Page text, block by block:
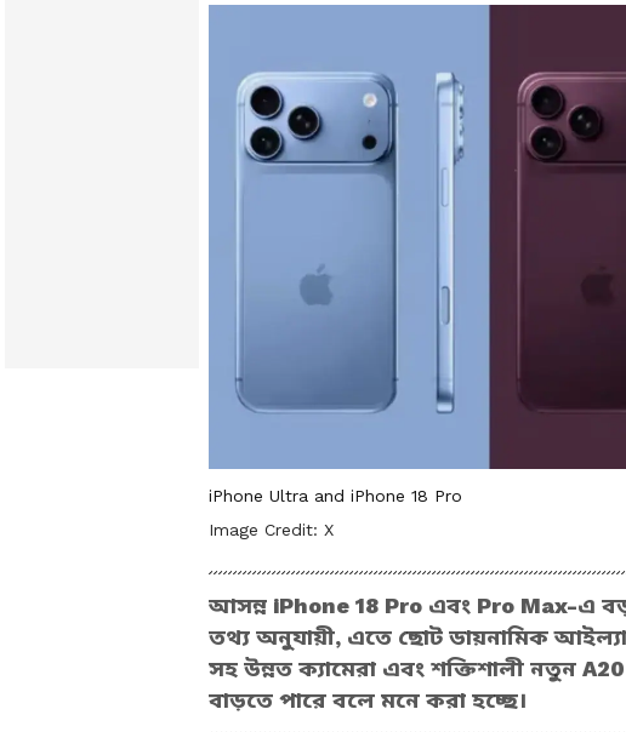
iPhone Ultra and iPhone 18 Pro
Image Credit: X
আসন্ন iPhone 18 Pro এবং Pro Max-এ
তথ্য অনুযায়ী, এতে ছোট ডায়নামিক
সহ উন্নত ক্যামেরা এবং শক্তিশালী নতুন
বাড়তে পারে বলে মনে করা হচ্ছে।